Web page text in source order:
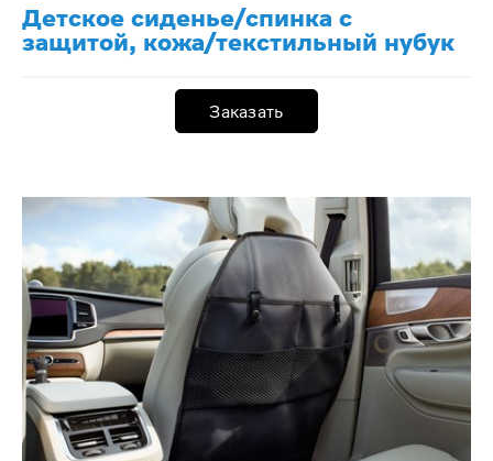
Детское сиденье/спинка с
защитой, кожа/текстильный нубук
Заказать